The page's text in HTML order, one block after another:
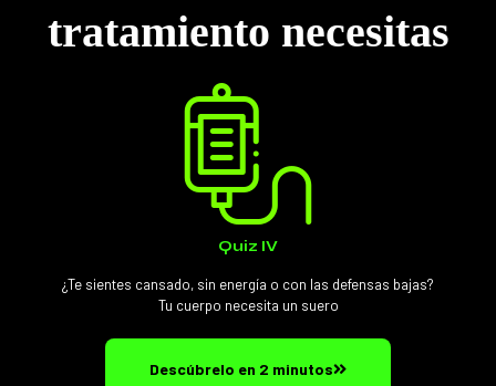
tratamiento necesitas
Quiz IV
¿Te sientes cansado, sin energía o con las defensas bajas?
Tu cuerpo necesita un suero
Descúbrelo en 2 minutos